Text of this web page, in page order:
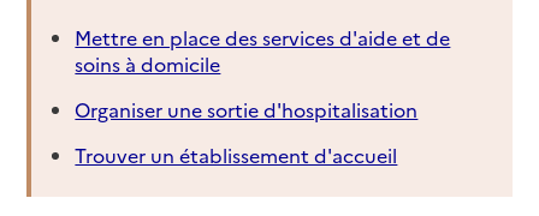
Mettre en place des services d'aide et de
soins à domicile
Organiser une sortie d'hospitalisation
Trouver un établissement d'accueil